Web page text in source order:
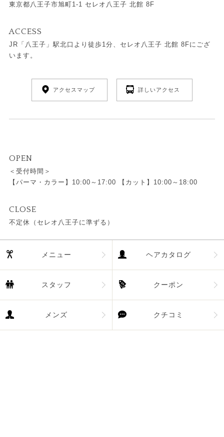
東京都八王子市旭町1-1 セレオ八王子 北館 8F
ACCESS
JR「八王子」駅北口より徒歩1分、セレオ八王子 北館 8Fにござ
います。
アクセスマップ 詳しいアクセス
OPEN
＜受付時間＞
【パーマ・カラー】10:00～17:00 【カット】10:00～18:00
CLOSE
不定休（セレオ八王子に準ずる）
メニュー ヘアカタログ
スタッフ クーポン
メンズ クチコミ